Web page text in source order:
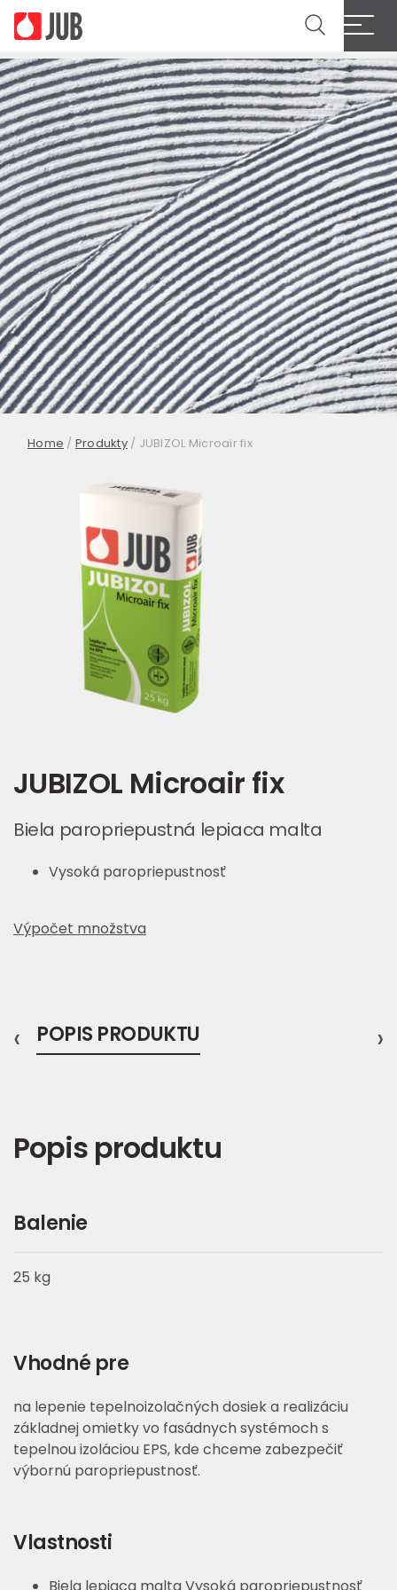
Home / Produkty/ JUBIZOL Microair fix
JUBIZOL Microair fix
Biela paropriepustná lepiaca malta
Vysoká paropriepustnosť
Výpočet množstva
POPIS PRODUKTU
‹ ›
Popis produktu
Balenie
25 kg
Vhodné pre
na lepenie tepelnoizolačných dosiek a realizáciu
základnej omietky vo fasádnych systémoch s
tepelnou izoláciou EPS, kde chceme zabezpečiť
výbornú paropriepustnosť.
Vlastnosti